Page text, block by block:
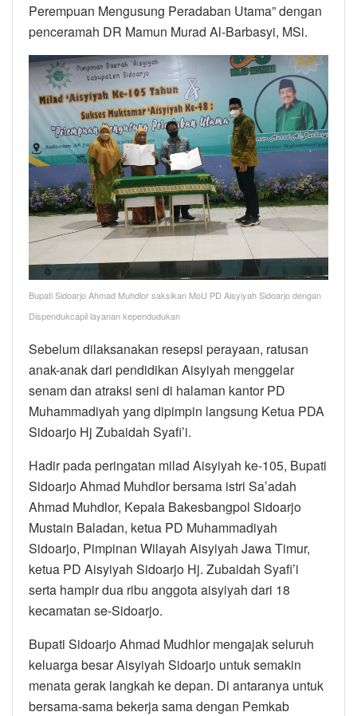
Perempuan Mengusung Peradaban Utama” dengan
penceramah DR Mamun Murad Al-Barbasyi, MSi.
Bupati Sidoarjo Ahmad Muhdlor saksikan MoU PD Aisyiyah Sidoarjo dengan
Dispendukcapil layanan kependudukan
Sebelum dilaksanakan resepsi perayaan, ratusan
anak-anak dari pendidikan Aisyiyah menggelar
senam dan atraksi seni di halaman kantor PD
Muhammadiyah yang dipimpin langsung Ketua PDA
Sidoarjo Hj Zubaidah Syafi’i.
Hadir pada peringatan milad Aisyiyah ke-105, Bupati
Sidoarjo Ahmad Muhdlor bersama istri Sa’adah
Ahmad Muhdlor, Kepala Bakesbangpol Sidoarjo
Mustain Baladan, ketua PD Muhammadiyah
Sidoarjo, Pimpinan Wilayah Aisyiyah Jawa Timur,
ketua PD Aisyiyah Sidoarjo Hj. Zubaidah Syafi’i
serta hampir dua ribu anggota aisyiyah dari 18
kecamatan se-Sidoarjo.
Bupati Sidoarjo Ahmad Mudhlor mengajak seluruh
keluarga besar Aisyiyah Sidoarjo untuk semakin
menata gerak langkah ke depan. Di antaranya untuk
bersama-sama bekerja sama dengan Pemkab